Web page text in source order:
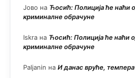
Јово на Ћосић: Полиција ће наћи
криминалне обрачуне
Iskra на Ћосић: Полиција ће наћи
криминалне обрачуне
Paljanin на И данас вруће,